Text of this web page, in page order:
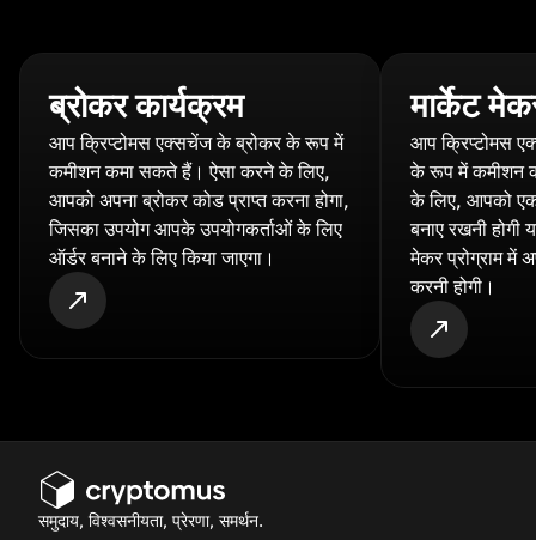
ब्रोकर कार्यक्रम
आप क्रिप्टोमस एक्सचेंज के ब्रोकर के रूप में
कमीशन कमा सकते हैं। ऐसा करने के लिए,
आपको अपना ब्रोकर कोड प्राप्त करना होगा,
जिसका उपयोग आपके उपयोगकर्ताओं के लिए
ऑर्डर बनाने के लिए किया जाएगा।
मार्केट
आप क्रिप्टोमस
के रूप में कमीशन
के लिए, आपको एक
बनाए रखनी होगी
मेकर प्रोग्राम में
करनी होगी।
समुदाय, विश्वसनीयता, प्रेरणा, समर्थन.